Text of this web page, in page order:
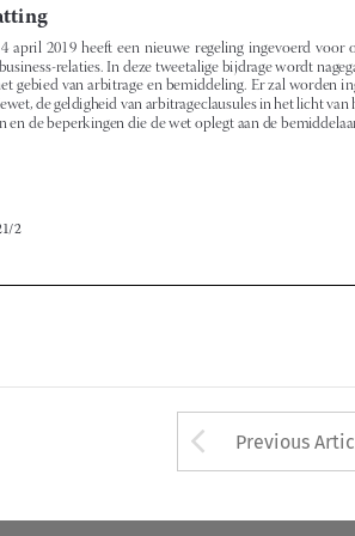


b-Arbitra 2021/2
tige bedingen en de beperkingen die de wet oplegt aan de bemiddelaar in zijn
Arrow
Previous